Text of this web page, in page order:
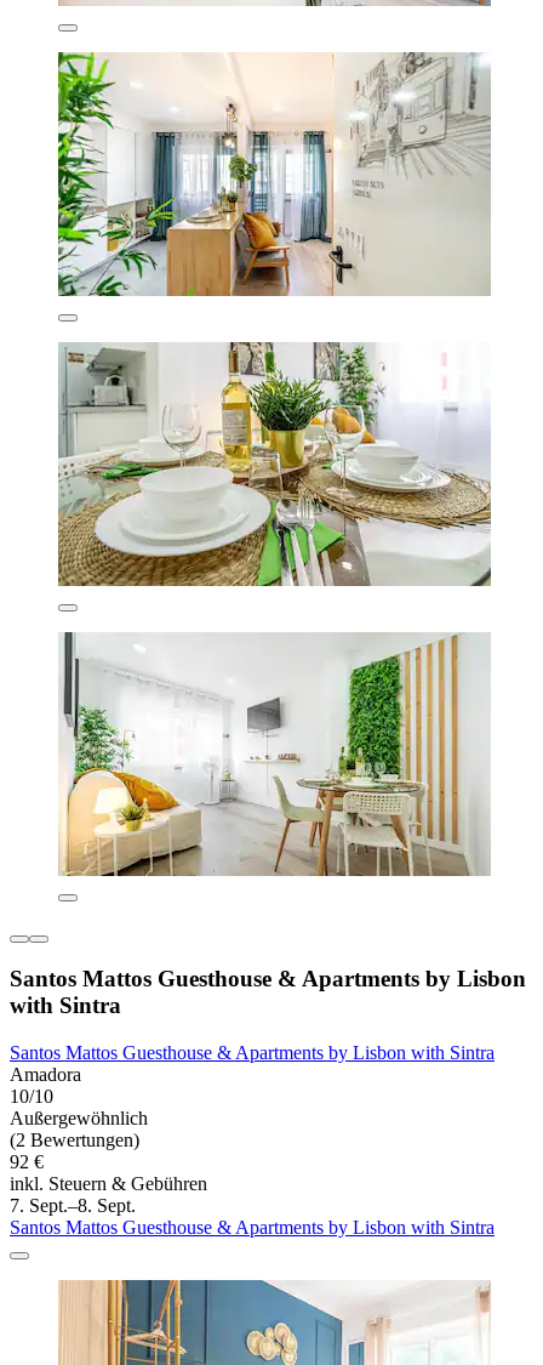
Santos Mattos Guesthouse & Apartments by Lisbon
with Sintra
Santos Mattos Guesthouse & Apartments by Lisbon with Sintra
Amadora
10/10
Außergewöhnlich
(2 Bewertungen)
92 €
inkl. Steuern & Gebühren
7. Sept.–8. Sept.
Santos Mattos Guesthouse & Apartments by Lisbon with Sintra